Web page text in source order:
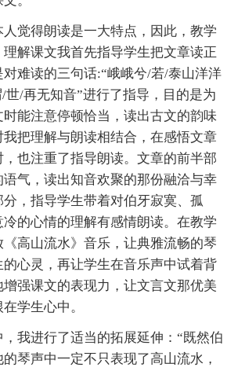
觉得朗读是一大特点，因此，教学
解课文我首先指导学生把文章读正
难读的三句话:“峨峨兮/若/泰山洋洋
世/再无知音”进行了指导，目的是为
能注意停顿恰当，读出古文的韵味
把理解与朗读相结合，在感悟文章
也注重了指导朗读。文章的前半部
气，读出知音欢聚的那份融洽与幸
，指导学生带着对伯牙寂寞、孤
的心情的理解有感情朗读。在教学
高山流水》音乐，让典雅流畅的琴
心灵，再让学生在音乐声中试着背
强课文的表现力，让文言文那优美
学生心中。
我进行了适当的拓展延伸：“既然伯
琴声中一定不只表现了高山流水，